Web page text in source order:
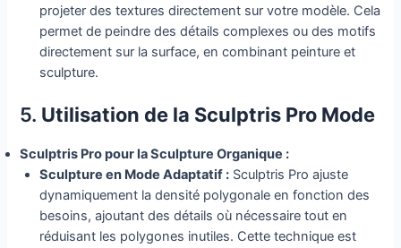
projeter des textures directement sur votre modèle. Cela
permet de peindre des détails complexes ou des motifs
directement sur la surface, en combinant peinture et
sculpture.
5. Utilisation de la Sculptris Pro Mode
Sculptris Pro pour la Sculpture Organique :
Sculpture en Mode Adaptatif : Sculptris Pro ajuste
dynamiquement la densité polygonale en fonction des
besoins, ajoutant des détails où nécessaire tout en
réduisant les polygones inutiles. Cette technique est